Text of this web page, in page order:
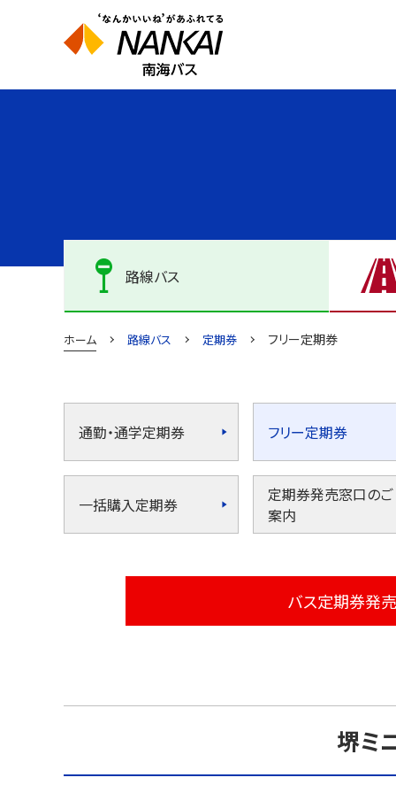
路線バス
ホーム 路線バス 定期券 フリー定期券
通勤・通学定期券 フリー定期券
一括購入定期券
定期券発売窓口のご
案内
バス定期券発
堺ミ